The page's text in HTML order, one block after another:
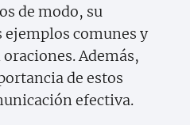
de modo, su
comunes y
Además,
de estos
efectiva.